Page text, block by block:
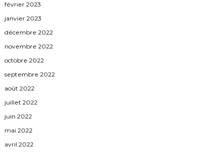
février 2023
janvier 2023
décembre 2022
novembre 2022
octobre 2022
septembre 2022
août 2022
juillet 2022
juin 2022
mai 2022
avril 2022